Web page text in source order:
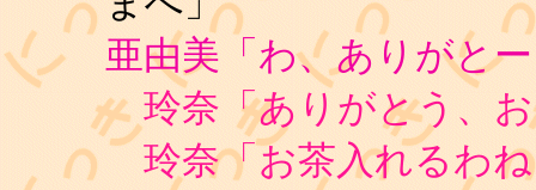
亜由美「わ、ありがと
玲奈「ありがとう、お
玲奈「お茶入れるわね